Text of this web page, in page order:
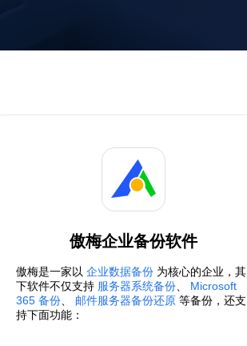
傲梅企业备份软件
傲梅是一家以 企业数据备份 为核心的企业，其
下软件不仅支持 服务器系统备份
Microsoft
365 备份
邮件服务器备份还原 等备份，还支
持下面功能：